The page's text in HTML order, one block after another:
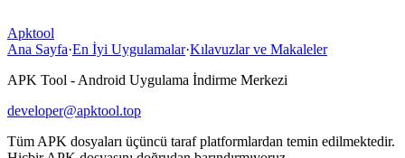
Apktool
Ana Sayfa·En İyi Uygulamalar·Kılavuzlar ve Makaleler
APK Tool - Android Uygulama İndirme Merkezi
developer@apktool.top
Tüm APK dosyaları üçüncü taraf platformlardan temin edilmektedir.